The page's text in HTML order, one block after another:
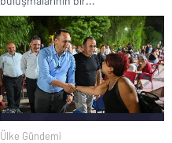
Ülke Gündemi